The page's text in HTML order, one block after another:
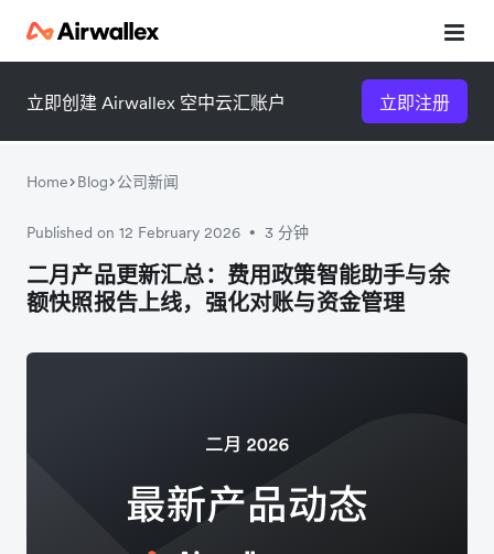
立即创建 Airwallex 空中云汇账户 立即注册
Home Blog 公司新闻
Published on 12 February 2026 • 3 分钟
二月产品更新汇总：费用政策智能助手与余
额快照报告上线，强化对账与资金管理
微信扫一扫，点击手机右上角
分享
微信扫一扫，点击手机右上角
分享